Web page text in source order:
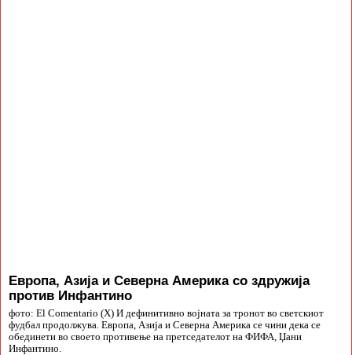
Европа, Азија и Северна Америка со здружија
против Инфантино
фото: El Comentario (X) И дефинитивно војната за тронот во светскиот
фудбал продолжува. Европа, Азија и Северна Америка се чини дека се
обединети во своето противење на претседателот на ФИФА, Џани
Инфантино.